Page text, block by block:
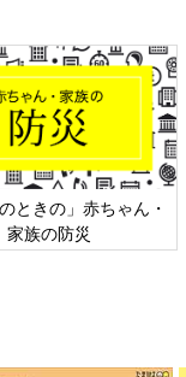
ときの」赤ちゃん・
家族の防災